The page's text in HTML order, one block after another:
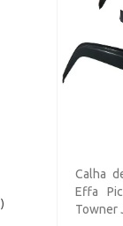
Calha
Effa
Towner